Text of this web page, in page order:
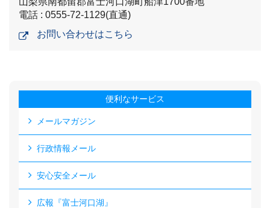
電話 : 0555-72-1129(直通)
お問い合わせはこちら
便利なサービス
メールマガジン
行政情報メール
安心安全メール
広報『富士河口湖』